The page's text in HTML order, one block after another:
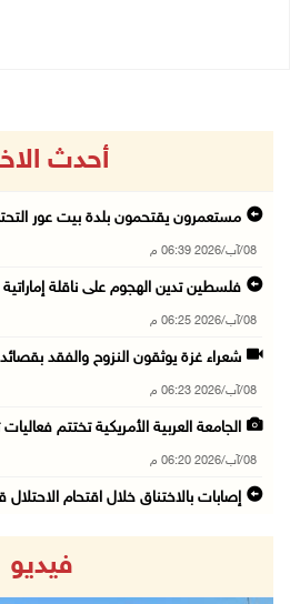
أحدث
مستعمرون يقتحمون بلدة بيت عور
08/آب/2026 06:39 م
فلسطين تدين الهجوم على ناقلة
08/آب/2026 06:25 م
شعراء غزة يوثقون النزوح والفقد
08/آب/2026 06:23 م
الجامعة العربية الأمريكية تختتم
08/آب/2026 06:20 م
إصابات بالاختناق خلال اقتحام الاحتلال
الحايك: نقود جهودا وطنية لحمايةفيديو